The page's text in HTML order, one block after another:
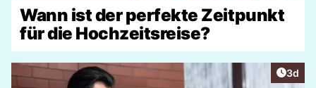
Wann ist der perfekte Zeitpunkt
für die Hochzeitsreise?
3d